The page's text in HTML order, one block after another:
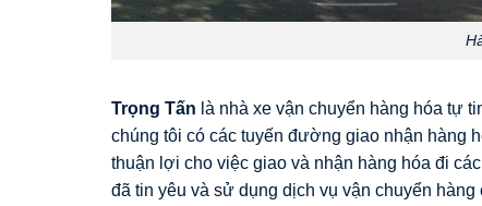
Trọng Tấn là nhà xe vận chuyển hàng hóa tự
chúng tôi có các tuyến đường giao nhận hàng
thuận lợi cho việc giao và nhận hàng hóa đi
đã tin yêu và sử dụng dịch vụ vận chuyển